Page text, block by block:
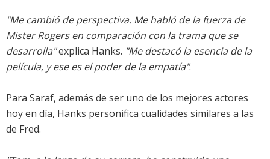
"Me cambió de perspectiva. Me habló de la fuerza de
Mister Rogers en comparación con la trama que se
desarrolla"explica Hanks. "Me destacó la esencia de la
película, y ese es el poder de la empatía".
Para Saraf, además de ser uno de los mejores actores
hoy en día, Hanks personifica cualidades similares a las
de Fred.